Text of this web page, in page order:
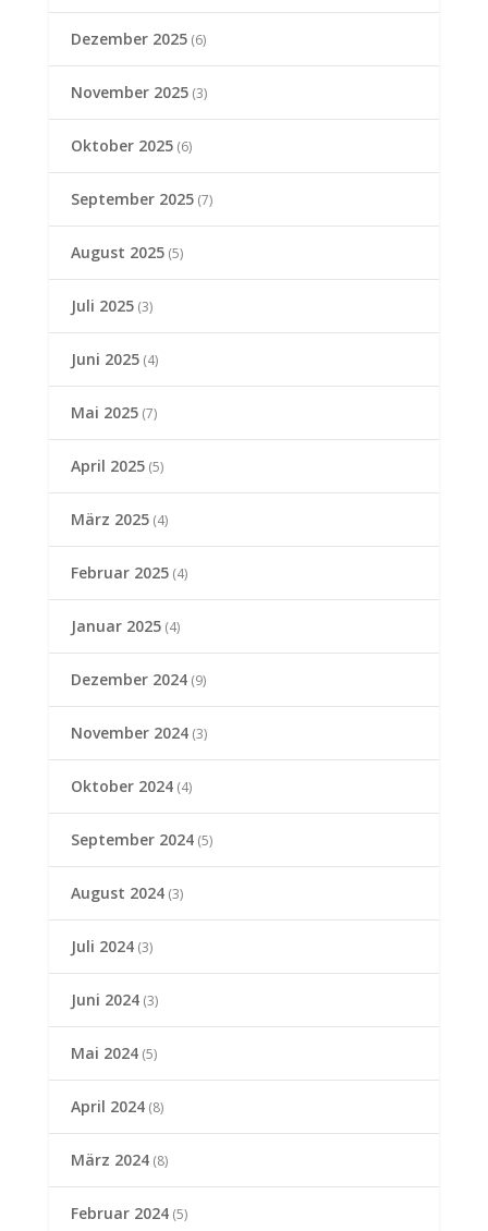
Dezember 2025(6)
November 2025(3)
Oktober 2025(6)
September 2025(7)
August 2025(5)
Juli 2025(3)
Juni 2025(4)
Mai 2025(7)
April 2025(5)
März 2025(4)
Februar 2025(4)
Januar 2025(4)
Dezember 2024(9)
November 2024(3)
Oktober 2024(4)
September 2024(5)
August 2024(3)
Juli 2024(3)
Juni 2024(3)
Mai 2024(5)
April 2024(8)
März 2024(8)
Februar 2024(5)